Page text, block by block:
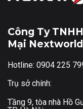
Công Ty
Mại Nextworld
Hotline: 0904 225
Trụ sở chính:
Tầng 9, tòa nhà Hồ